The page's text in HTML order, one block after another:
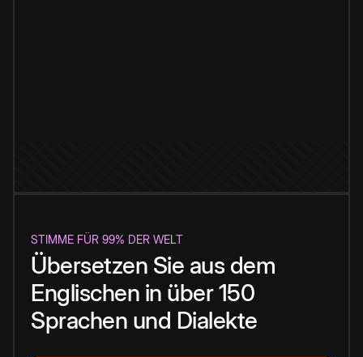
STIMME FÜR 99% DER WELT
Übersetzen Sie aus dem
Englischen in über 150
Sprachen und Dialekte